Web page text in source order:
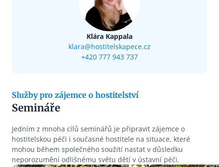
Klára Kappala
klara@hostitelskapece.cz
+420 777 943 737
Služby pro zájemce o hostitelství
Semináře
Jedním z mnoha cílů seminářů je připravit zájemce o
hostitelskou péči i současné hostitele na situace, které
mohou během společného soužití nastat v důsledku
neporozumění odlišnému světu dětí v ústavní péči.